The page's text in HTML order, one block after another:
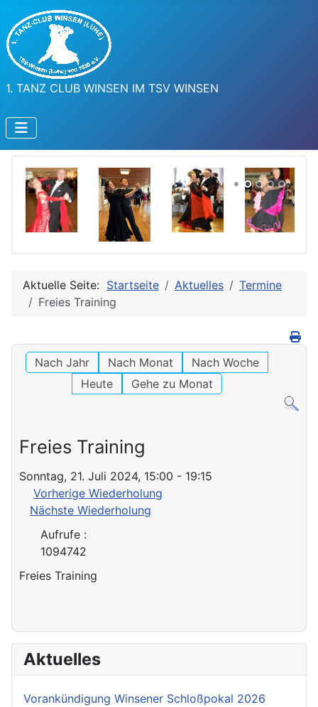
1. TANZ CLUB WINSEN IM TSV WINSEN
Aktuelle Seite: Startseite Aktuelles
Termine
Freies Training
Nach Jahr Nach Monat
Nach Woche
Heute
Gehe zu Monat
Freies Training
Sonntag, 21. Juli 2024, 15:00 - 19:15
Vorherige Wiederholung
Nächste Wiederholung
Aufrufe:
1094742
Freies Training
Aktuelles
Vorankündigung Winsener Schloßpokal 2026